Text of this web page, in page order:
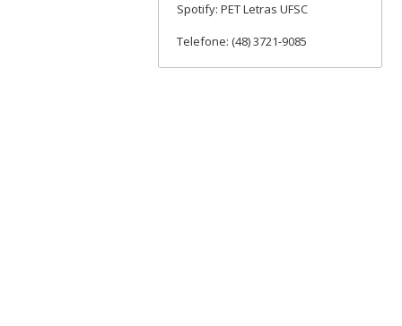
Spotify: PET Letras UFSC
Telefone: (48) 3721-9085